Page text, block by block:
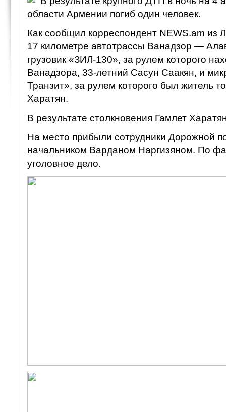
области Армении погиб один человек.
Как сообщил корреспондент NEWS.am из
17 километре автотрассы Ванадзор —
грузовик «ЗИЛ-130», за рулем которого
Ванадзора, 33-летний Сасун Саакян, и
Транзит», за рулем которого был житель
Харатян.
В результате столкновения Гамлет
На место прибыли сотрудники Дорожной
начальником Варданом Наргизяном. По
уголовное дело.